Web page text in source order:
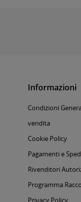
Informazioni
Condizioni
vendita
Cookie Policy
Pagamenti e
Rivenditori
Programma
Privacy Policy